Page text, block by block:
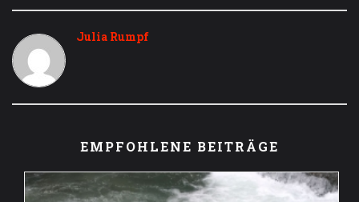
Julia Rumpf
EMPFOHLENE BEITRÄGE